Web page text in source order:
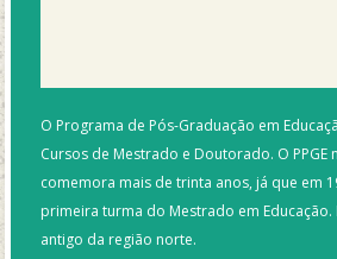
O Programa de Pós-Graduação em
Cursos de Mestrado e Doutorado. O PPGE
comemora mais de trinta anos, já que em
primeira turma do Mestrado em
antigo da região norte.